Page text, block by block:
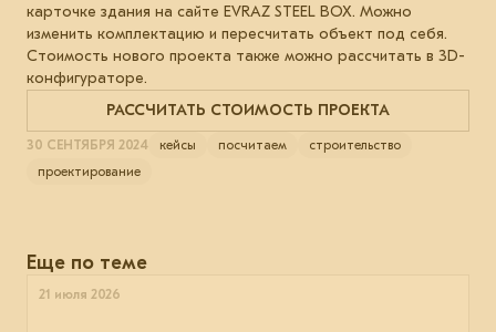
карточке здания на сайте EVRAZ STEEL BOX. Можно
изменить комплектацию и пересчитать объект под себя.
Стоимость нового проекта также можно рассчитать в 3D-
конфигураторе.
РАССЧИТАТЬ СТОИМОСТЬ ПРОЕКТА
30 СЕНТЯБРЯ 2024 кейсы посчитаем
строительство
проектирование
Еще по теме
21 июля 2026